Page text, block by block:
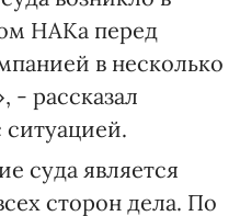
НАКа перед
в несколько
- рассказал
суда является
сторон дела. По